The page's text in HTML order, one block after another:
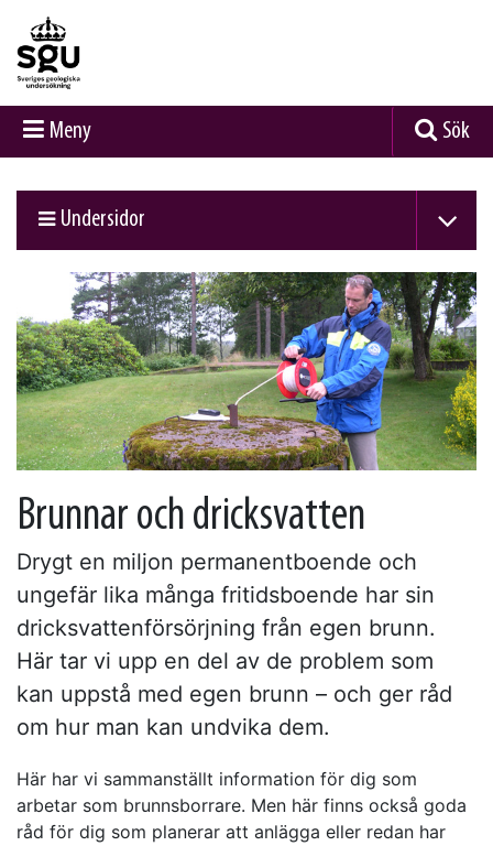
Meny Sök
Undersidor
Brunnar och dricksvatten
Drygt en miljon permanentboende och
ungefär lika många fritidsboende har sin
dricksvattenförsörjning från egen brunn.
Här tar vi upp en del av de problem som
kan uppstå med egen brunn – och ger råd
om hur man kan undvika dem.
Här har vi sammanställt information för dig som
arbetar som brunnsborrare. Men här finns också goda
råd för dig som planerar att anlägga eller redan har